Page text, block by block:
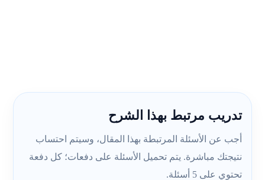
تدريب مرتبط بهذا الشرح
أجب عن الأسئلة المرتبطة بهذا المقال، وسيتم احتساب
نتيجتك مباشرة. يتم تحميل الأسئلة على دفعات؛ كل دفعة
تحتوي على 5 أسئلة.